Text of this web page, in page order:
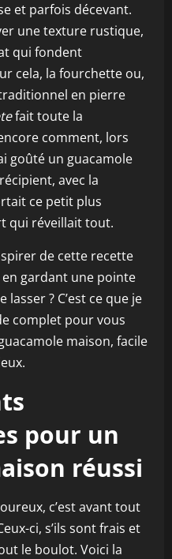
et parfois décevant.
une texture rustique,
qui fondent
cela, la fourchette ou,
en pierre
fait toute la
comment, lors
goûté un guacamole
avec la
ce petit plus
qui réveillait tout.
de cette recette
gardant une pointe
? C’est ce que je
complet pour vous
maison, facile
pour un
réussi
c’est avant tout
ci, s’ils sont frais et
le boulot. Voici la